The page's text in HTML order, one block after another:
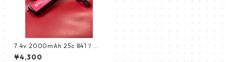
7.4v 2000mAh 25c 841リポ
バッテリー LIPO
¥4,300